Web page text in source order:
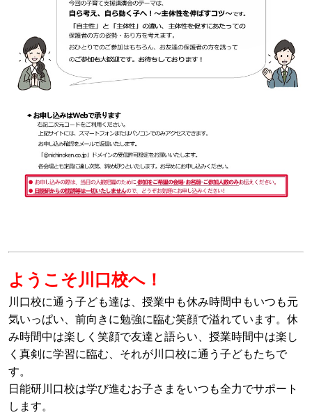
ようこそ川口校へ！
川口校に通う子ども達は、授業中も休み時間中もいつも元
気いっぱい、前向きに勉強に臨む笑顔で溢れています。休
み時間中は楽しく笑顔で友達と語らい、授業時間中は楽し
く真剣に学習に臨む、それが川口校に通う子どもたちで
す。
日能研川口校は学び進むお子さまをいつも全力でサポート
します。